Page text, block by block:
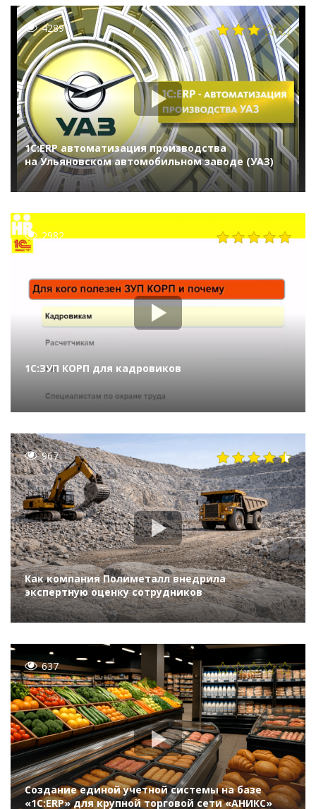
4289
1С:ERP автоматизация производства
на Ульяновском автомобильном заводе (УАЗ)
2982
1С:ЗУП КОРП для кадровиков
967
Как компания Полиметалл внедрила
экспертную оценку сотрудников
637
Создание единой учетной системы на базе
«1С:ERP» для крупной торговой сети «АНИКС»